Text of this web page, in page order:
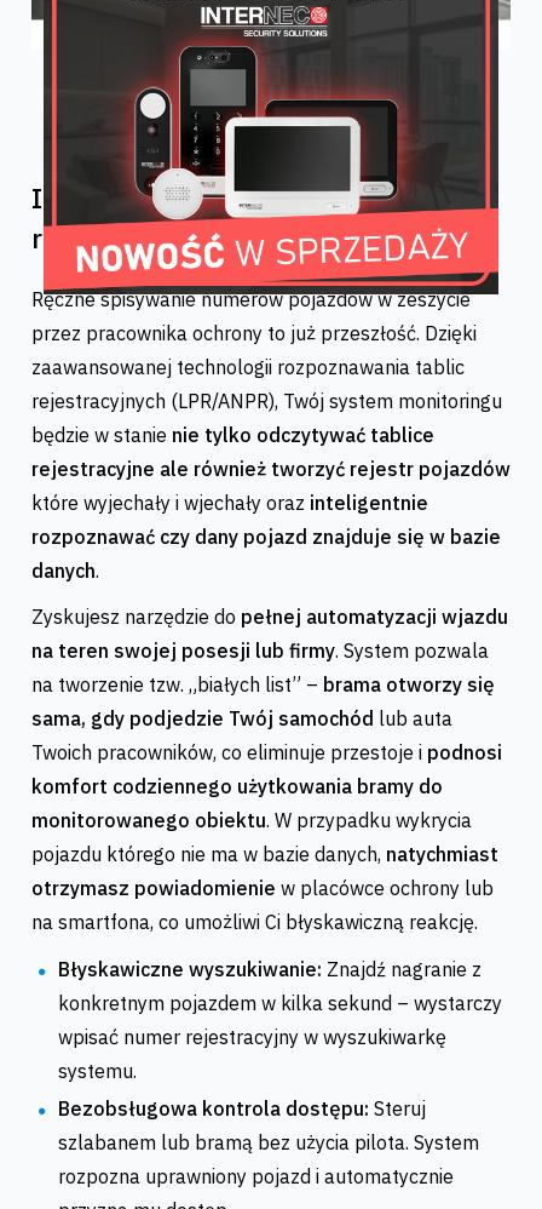
Inteligentne rozpoznawanie tablic
rejestracyjnych
Ręczne spisywanie numerów pojazdów w zeszycie
przez pracownika ochrony to już przeszłość. Dzięki
zaawansowanej technologii rozpoznawania tablic
rejestracyjnych (LPR/ANPR), Twój system monitoringu
będzie w stanie nie tylko odczytywać tablice
rejestracyjne ale również tworzyć rejestr pojazdów
które wyjechały i wjechały oraz inteligentnie
rozpoznawać czy dany pojazd znajduje się w bazie
danych.
Zyskujesz narzędzie do pełnej automatyzacji wjazdu
na teren swojej posesji lub firmy. System pozwala
na tworzenie tzw. „białych list” – brama otworzy się
sama, gdy podjedzie Twój samochód lub auta
Twoich pracowników, co eliminuje przestoje i podnosi
komfort codziennego użytkowania bramy do
monitorowanego obiektu. W przypadku wykrycia
pojazdu którego nie ma w bazie danych, natychmiast
otrzymasz powiadomienie w placówce ochrony lub
na smartfona, co umożliwi Ci błyskawiczną reakcję.
Błyskawiczne wyszukiwanie: Znajdź nagranie z
konkretnym pojazdem w kilka sekund – wystarczy
wpisać numer rejestracyjny w wyszukiwarkę
systemu.
Bezobsługowa kontrola dostępu: Steruj
szlabanem lub bramą bez użycia pilota. System
rozpozna uprawniony pojazd i automatycznie